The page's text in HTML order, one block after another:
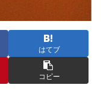
はてブ
コピー